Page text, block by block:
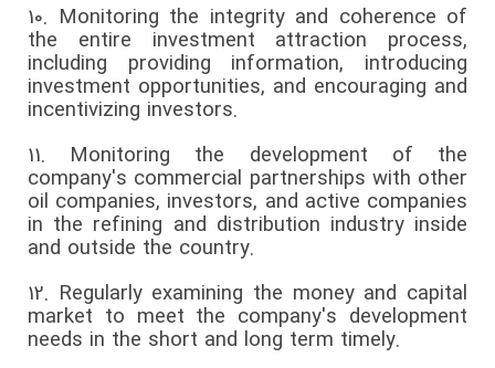
10. Monitoring the integrity and coherence of
the entire investment attraction process,
including providing information, introducing
investment opportunities, and encouraging and
incentivizing investors.
11. Monitoring the development of the
company's commercial partnerships with other
oil companies, investors, and active companies
in the refining and distribution industry inside
and outside the country.
12. Regularly examining the money and capital
market to meet the company's development
needs in the short and long term timely.